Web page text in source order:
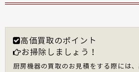
高価買取のポイント
お掃除しましょう！
厨房機器の買取のお見積をする際には